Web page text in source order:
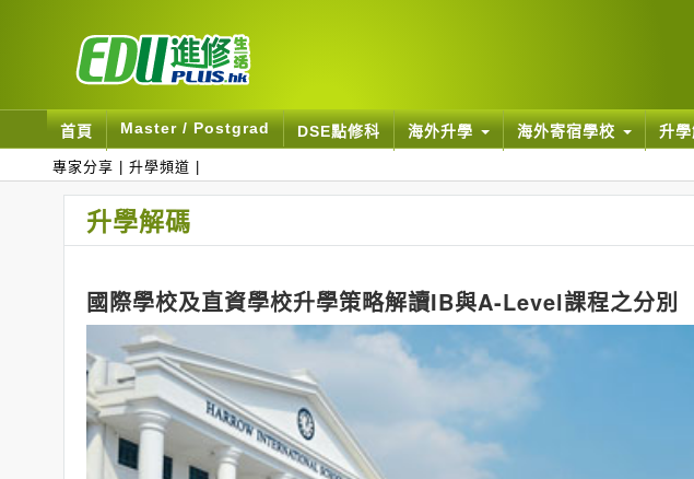
首頁 Master / Postgrad DSE點修科 海外升學 海外寄宿學校 升
專家分享 升學頻道
升學解碼
國際學校及直資學校升學策略解讀IB與A-Level課程之分別